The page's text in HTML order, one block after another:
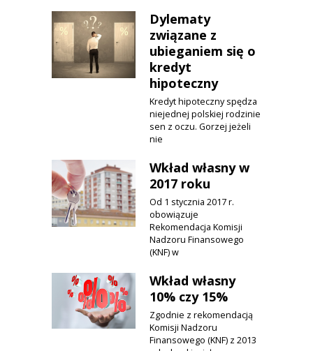
Dylematy
związane z
ubieganiem się o
kredyt
hipoteczny
Kredyt hipoteczny spędza
niejednej polskiej rodzinie
sen z oczu. Gorzej jeżeli
nie
Wkład własny w
2017 roku
Od 1 stycznia 2017 r.
obowiązuje
Rekomendacja Komisji
Nadzoru Finansowego
(KNF) w
Wkład własny
10% czy 15%
Zgodnie z rekomendacją
Komisji Nadzoru
Finansowego (KNF) z 2013